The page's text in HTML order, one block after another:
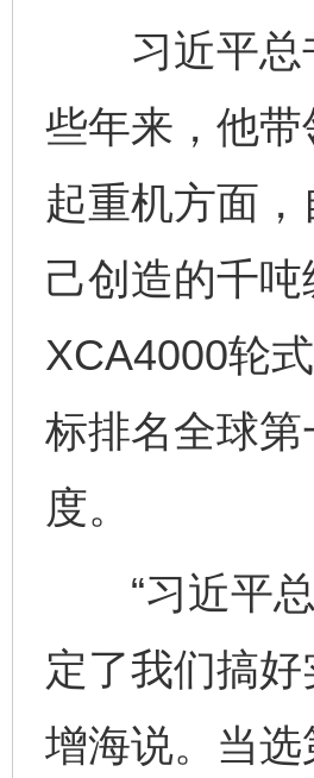
习近平总书
些年来，他
起重机方面
己创造的千
XCA4000轮
标排名全球第
度。
“习近平总
定了我们搞
增海说。当